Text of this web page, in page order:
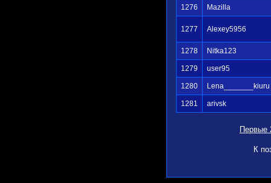
1276 Mazilla
1277 Alexey5956
1278 Nitka123
1279 user95
1280 Lena_______kiuru
1281 arivsk
Первые
К